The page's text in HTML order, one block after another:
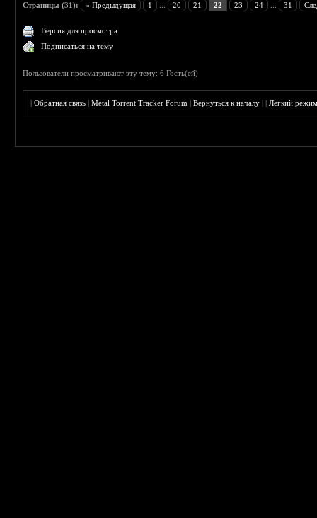
Страницы (31): « Предыдущая 1 20 21 22 23 24 31
Версия для просмотра
Подписаться на тему
Пользователи просматривают эту тему: 6 Гость(ей)
|Обратная связь |Metal Torrent Tracker Forum |Вернуться к началу ||Лёгкий